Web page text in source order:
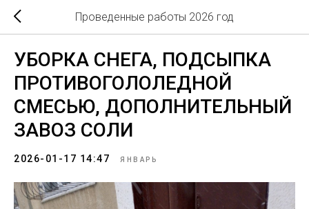
Проведенные работы 2026 год
УБОРКА СНЕГА, ПОДСЫПКА
ПРОТИВОГОЛОЛЕДНОЙ
СМЕСЬЮ, ДОПОЛНИТЕЛЬНЫЙ
ЗАВОЗ СОЛИ
2026-01-17 14:47 ЯНВАРЬ